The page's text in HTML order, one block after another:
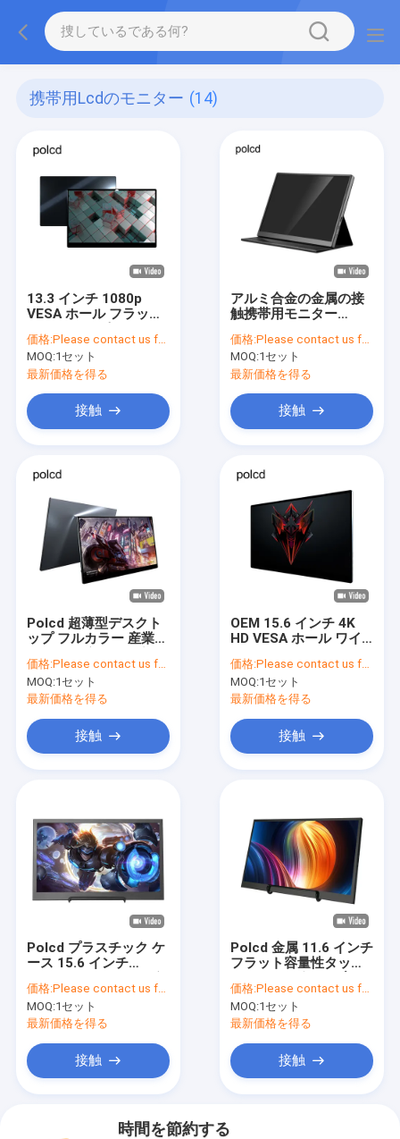
携帯用lcdのモニター (14)
13.3 インチ 1080p
VESA ホール フラット
LCD ゲーミング ポータ
ブル モニター ラップト
ップ用
価格:Please contact us for latest price
MOQ:1セット
最新価格を得る
接触
アルミ合金の金属の接
触携帯用モニター
HDの音声出力
価格:Please contact us for latest price
MOQ:1セット
最新価格を得る
接触
Polcd 超薄型デスクト
ップ フルカラー 産業用
ニター 11.6 インチ
価格:Please contact us for latest price
MOQ:1セット
最新価格を得る
接触
OEM 15.6 インチ 4K
HD VESA ホール ワイ
ポータブル ゲーム モニ
ター 3840x2160
価格:Please contact us for latest price
MOQ:1セット
最新価格を得る
接触
Polcd プラスチック ケ
ース 15.6 インチ
ーム用ポータブル コン
ピューター モニター
価格:Please contact us for latest price
MOQ:1セット
最新価格を得る
接触
Polcd 金属 11.6 インチ
フラット容量性タッチ
モニター ラップトップ
USB 用
価格:Please contact us for latest price
MOQ:1セット
最新価格を得る
接触
時間を節約する